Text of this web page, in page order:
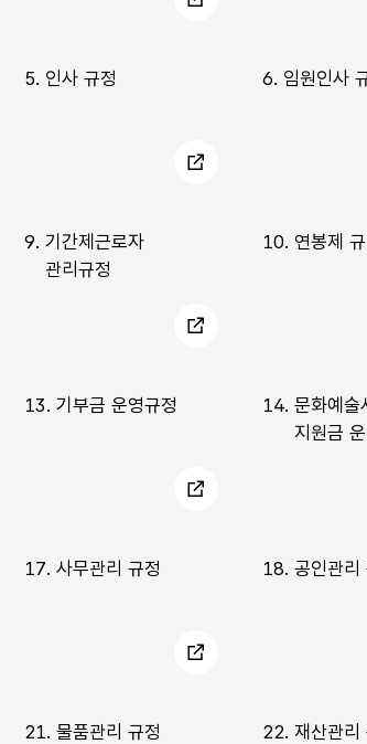
5. 인사 규정 6. 임원인사
9. 기간제근로자
관리규정
10. 연봉제
13. 기부금 운영규정 14. 문화예술
지원금
17. 사무관리 규정 18. 공인관리
21. 물품관리 규정 22. 재산관리